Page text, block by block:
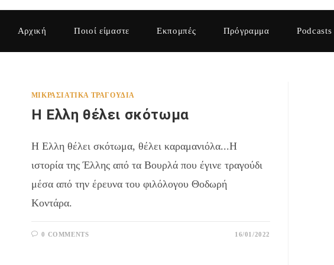
Αρχική Ποιοί είμαστε Εκπομπές Πρόγραμμα Podcasts
ΜΙΚΡΑΣΙΆΤΙΚΑ ΤΡΑΓΟΎΔΙΑ
Η Ελλη θέλει σκότωμα
Η Ελλη θέλει σκότωμα, θέλει καραμανιόλα...Η
ιστορία της Έλλης από τα Βουρλά που έγινε τραγούδι
μέσα από την έρευνα του φιλόλογου Θοδωρή
Κοντάρα.
0 COMMENTS 16/01/2022